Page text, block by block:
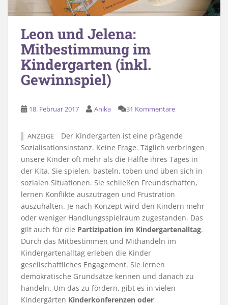
Leon und Jelena:
Mitbestimmung im
Kindergarten (inkl.
Gewinnspiel)
18. Februar 2017 Anika 31 Kommentare
ANZEIGE
Der Kindergarten ist eine prägende
Sozialisationsinstanz. Keine Frage. Täglich verbringen
unsere Kinder oft mehr als die Hälfte ihres Tages in
der Kita. Sie spielen, basteln, toben und üben sich in
sozialen Situationen. Sie schließen Freundschaften,
lernen Konflikte auszutragen und Frustration
auszuhalten. Je nach Konzept wird den Kindern mehr
oder weniger Handlungsspielraum zugestanden. Das
gilt auch für die Partizipation im Kindergartenalltag.
Durch das Mitbestimmen und Mithandeln im
Kindergartenalltag erleben die Kinder
gesellschaftliches Engagement. Sie lernen
demokratische Grundsätze kennen und danach zu
handeln. Um das zu fördern, gibt es in vielen
Kindergärten Kinderkonferenzen oder